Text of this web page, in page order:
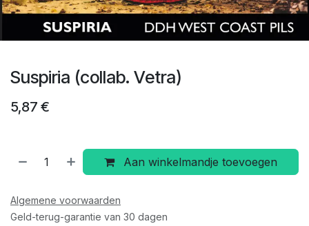
Suspiria (collab. Vetra)
5,87 €
Aan winkelmandje toevoegen
Algemene voorwaarden
Geld-terug-garantie van 30 dagen